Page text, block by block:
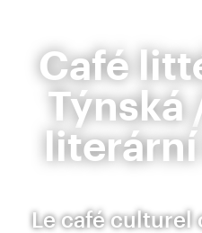
Café
Týnská
literární
Le café culturel